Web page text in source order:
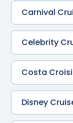
Carnival
Celebrity
Costa
Disney